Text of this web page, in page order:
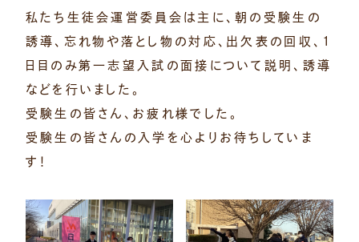
私たち生徒会運営委員会は主に、朝の受験生の
誘導、忘れ物や落とし物の対応、出欠表の回収、1
日目のみ第一志望入試の面接について説明、誘導
などを行いました。
受験生の皆さん、お疲れ様でした。
受験生の皆さんの入学を心よりお待ちしていま
す！